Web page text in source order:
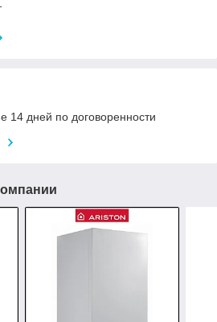
14 дней по договоренности